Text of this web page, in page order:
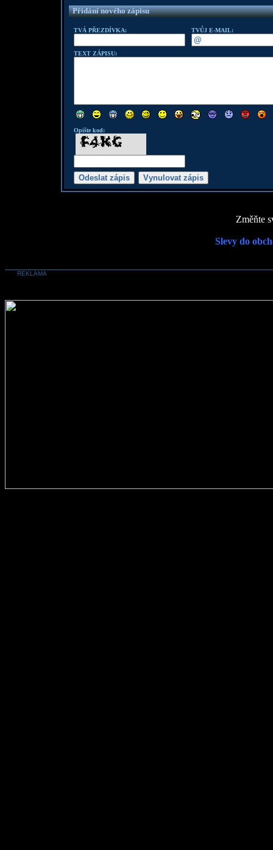
Přidání nového zápisu
TVÁ PŘEZDÍVKA: TVŮJ E-MAIL:
TEXT ZÁPISU:
Opište kod:
Změňte
Slevy do
REKLAMA